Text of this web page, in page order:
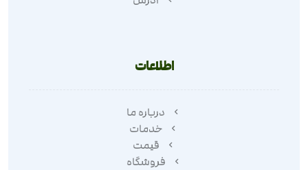
اطلاعات
درباره ما
خدمات
قیمت
فروشگاه